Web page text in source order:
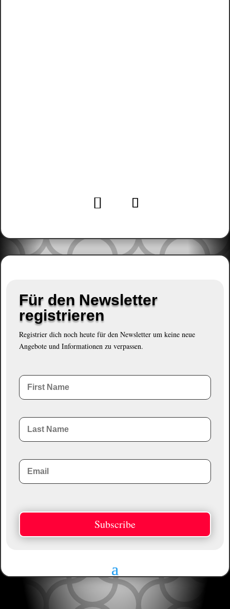
Für den Newsletter
registrieren
Registrier dich noch heute für den Newsletter um keine neue
Angebote und Informationen zu verpassen.
Subscribe